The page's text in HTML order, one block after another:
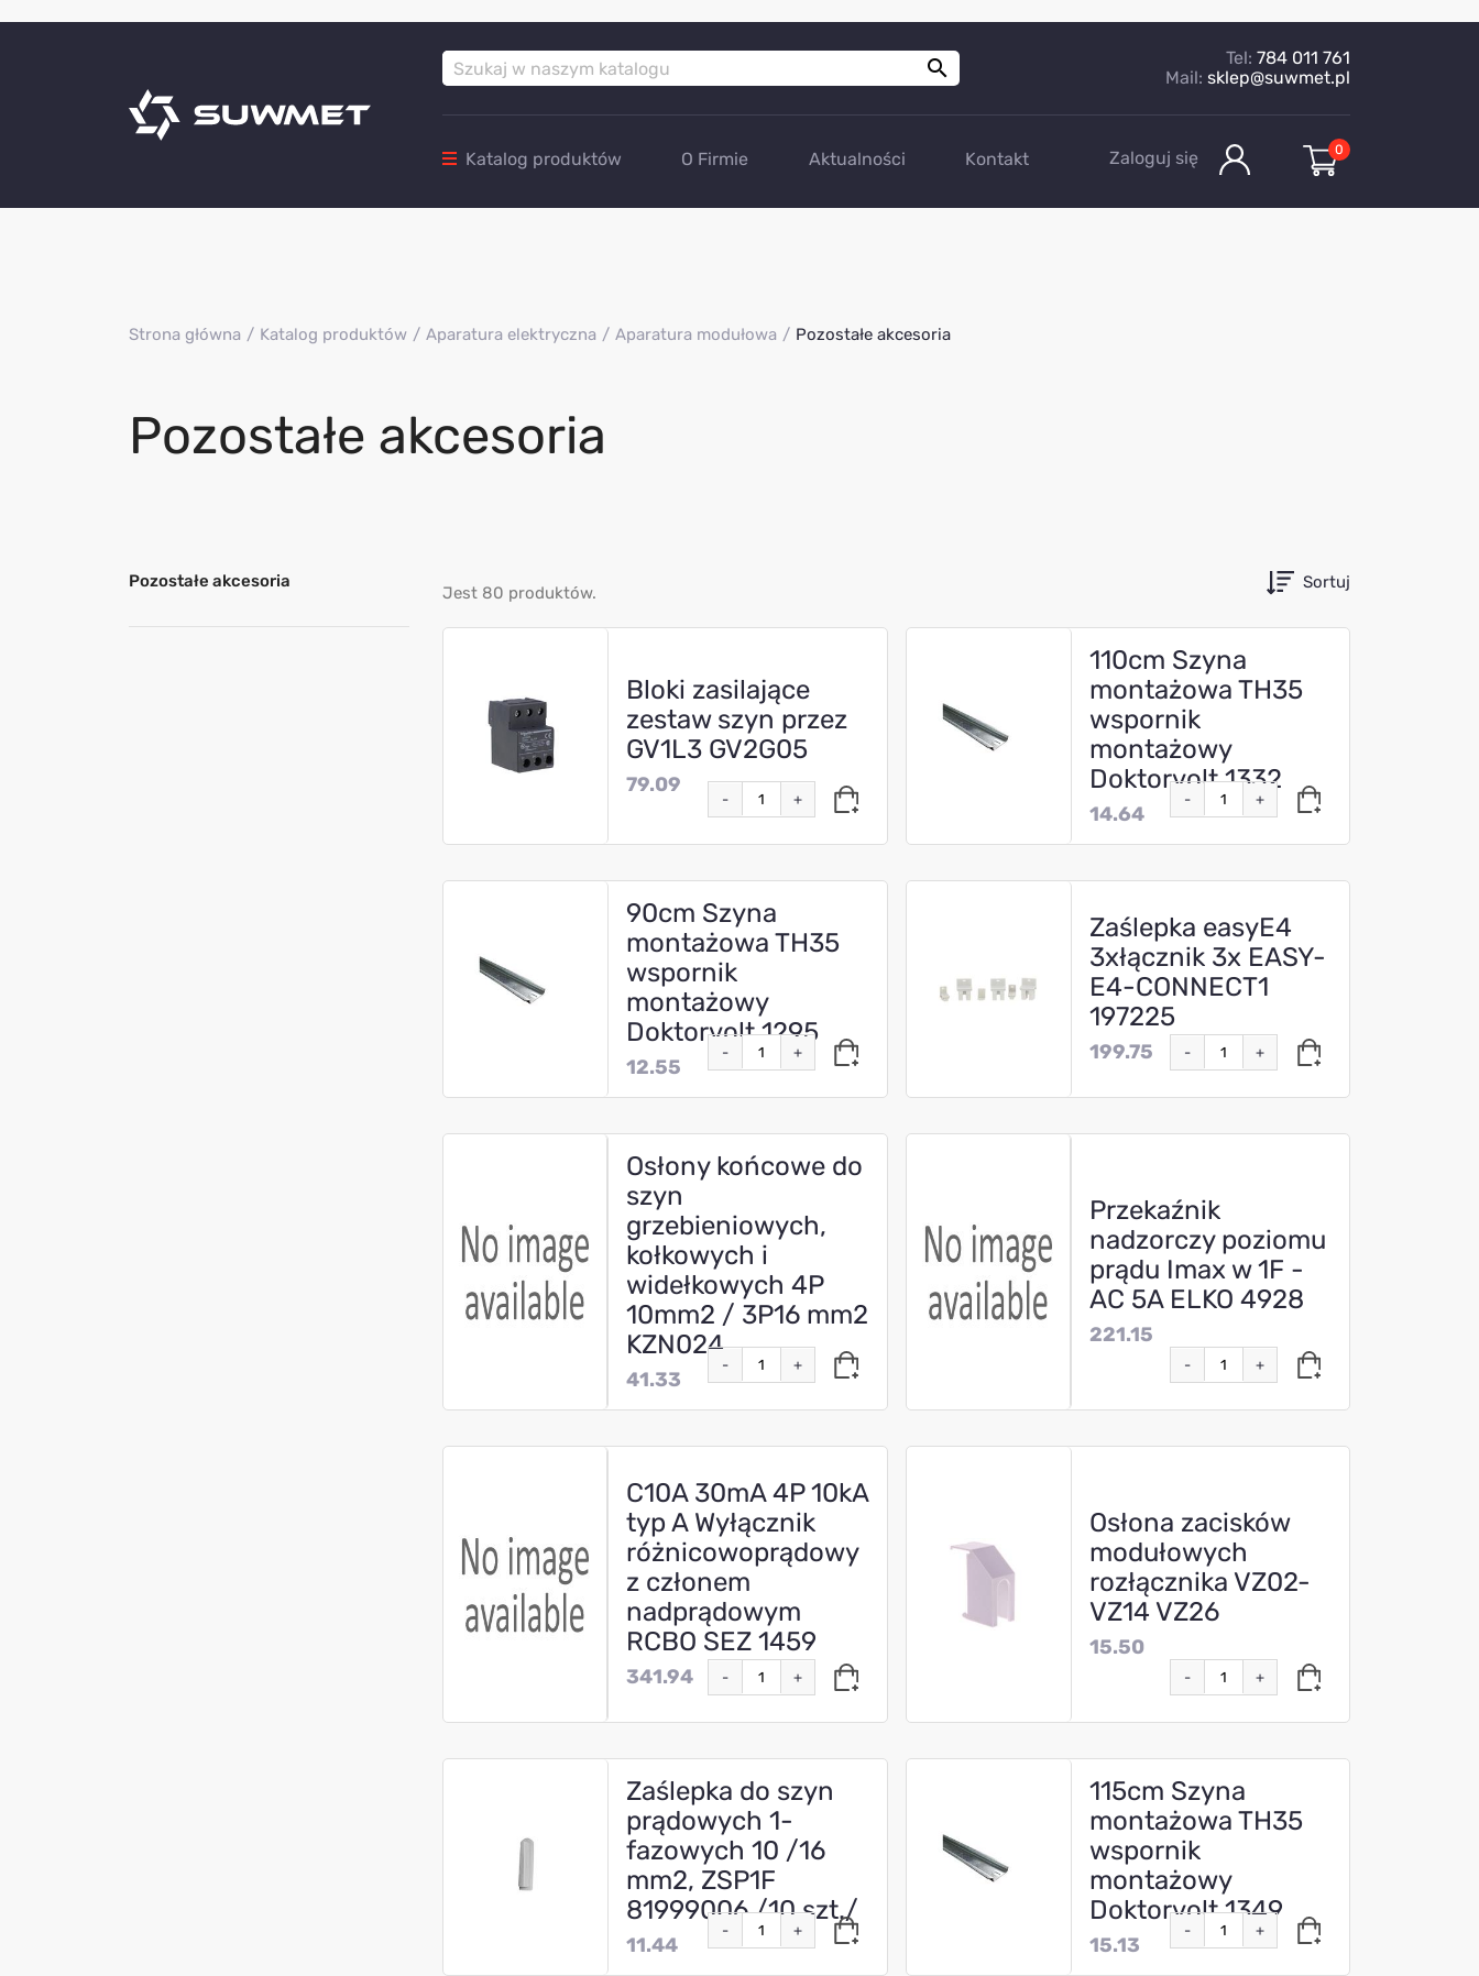
 Tel: 784 011 761
Mail: sklep@suwmet.pl
Katalog produktów O Firmie Aktualności Kontakt Zaloguj się 0
Strona główna Katalog produktów Aparatura elektryczna Aparatura modułowa Pozostałe akcesoria
Pozostałe akcesoria
Pozostałe akcesoria
Jest 80 produktów.
Sortuj
Bloki zasilające
zestaw szyn przez
GV1L3 GV2G05
79.09
- +
110cm Szyna
montażowa TH35
wspornik
montażowy
Doktorvolt 1332
14.64
- +
90cm Szyna
montażowa TH35
wspornik
montażowy
Doktorvolt 1295
12.55
- +
Zaślepka easyE4
3xłącznik 3x EASY-
E4-CONNECT1
197225
199.75 - +
Osłony końcowe do
szyn
grzebieniowych,
kołkowych i
widełkowych 4P
10mm2 / 3P16 mm2
KZN024
41.33
- +
Przekaźnik
nadzorczy poziomu
prądu Imax w 1F -
AC 5A ELKO 4928
221.15
- +
C10A 30mA 4P 10kA
typ A Wyłącznik
różnicowoprądowy
z członem
nadprądowym
RCBO SEZ 1459
341.94 - +
Osłona zacisków
modułowych
rozłącznika VZ02-
VZ14 VZ26
15.50
- +
Zaślepka do szyn
prądowych 1-
fazowych 10 /16
mm2, ZSP1F
81999006 /10 szt./
11.44
- +
115cm Szyna
montażowa TH35
wspornik
montażowy
Doktorvolt 1349
15.13
- +